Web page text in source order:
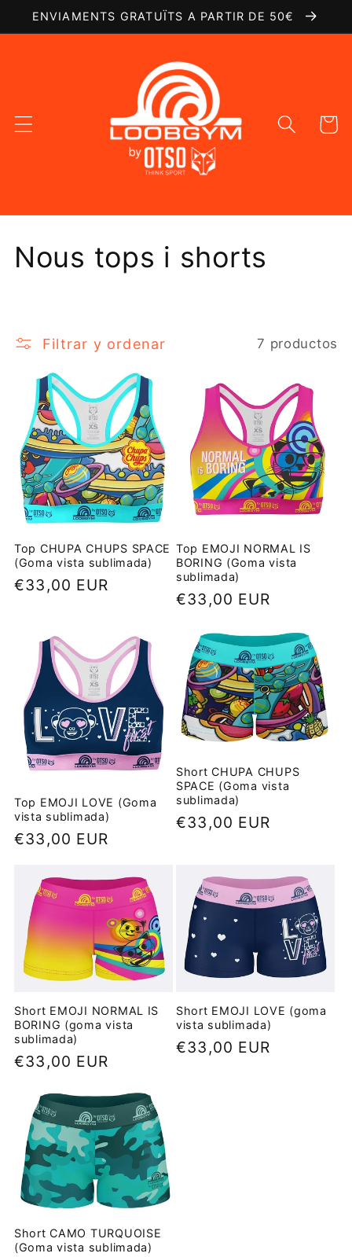
directamente
al contenido
ENVIAMENTS GRATUÏTS A PARTIR DE 50€
Carrito
C
l
c
i
ó
n
:
Nous tops i shorts
Filtrar y ordenar 7 productos
Top CHUPA CHUPS SPACE
(Goma vista sublimada)
Precio
€33,00 EUR
Top EMOJI NORMAL IS
BORING (Goma vista
sublimada)
Precio
€33,00 EUR
Top EMOJI LOVE (Goma
vista sublimada)
Precio
€33,00 EUR
Short CHUPA CHUPS
SPACE (Goma vista
sublimada)
Precio
€33,00 EUR
Short EMOJI NORMAL IS
BORING (goma vista
sublimada)
Precio
€33,00 EUR
Short EMOJI LOVE (goma
vista sublimada)
Precio
€33,00 EUR
Short CAMO TURQUOISE
(Goma vista sublimada)